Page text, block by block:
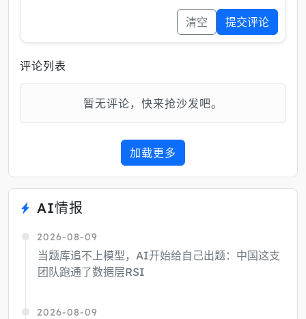
清空 提交评论
评论列表
暂无评论，快来抢沙发吧。
加载更多
AI情报
2026-08-09
当题库追不上模型，AI开始给自己出题：中国这支
团队跑通了数据层RSI
2026-08-09